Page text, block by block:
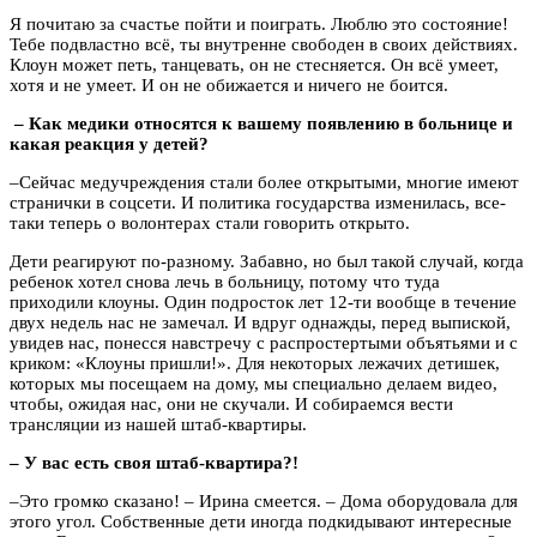
Я почитаю за счастье пойти и поиграть. Люблю это состояние!
Тебе подвластно всё, ты внутренне свободен в своих действиях.
Клоун может петь, танцевать, он не стесняется. Он всё умеет,
хотя и не умеет. И он не обижается и ничего не боится.
– Как медики относятся к вашему появлению в больнице и
какая реакция у детей?
–Сейчас медучреждения стали более открытыми, многие имеют
странички в соцсети. И политика государства изменилась, все-
таки теперь о волонтерах стали говорить открыто.
Дети реагируют по-разному. Забавно, но был такой случай, когда
ребенок хотел снова лечь в больницу, потому что туда
приходили клоуны. Один подросток лет 12-ти вообще в течение
двух недель нас не замечал. И вдруг однажды, перед выпиской,
увидев нас, понесся навстречу с распростертыми объятьями и с
криком: «Клоуны пришли!». Для некоторых лежачих детишек,
которых мы посещаем на дому, мы специально делаем видео,
чтобы, ожидая нас, они не скучали. И собираемся вести
трансляции из нашей штаб-квартиры.
– У вас есть своя штаб-квартира?!
–Это громко сказано! – Ирина смеется. – Дома оборудовала для
этого угол. Собственные дети иногда подкидывают интересные